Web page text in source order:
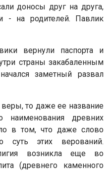
доносы друг на друга,
- на родителей. Павлик
вернули паспорта и
страны закабаленным
заметный развал
веры, то даже ее название
наименования древних
в том, что даже слово
суть этих верований.
возникла еще во
(древнего каменного